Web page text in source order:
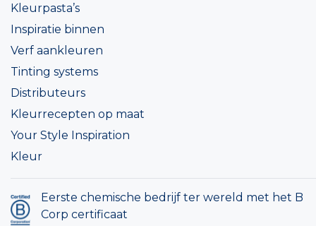
Kleurpasta’s
Inspiratie binnen
Verf aankleuren
Tinting systems
Distributeurs
Kleurrecepten op maat
Your Style Inspiration
Kleur
Eerste chemische bedrijf ter wereld met het B
Corp certificaat